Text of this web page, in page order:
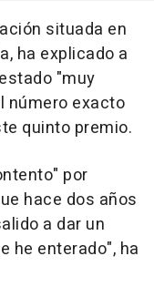
situada en
ha explicado a
"muy
número exacto
quinto premio.
por
hace dos años
a dar un
he enterado", ha